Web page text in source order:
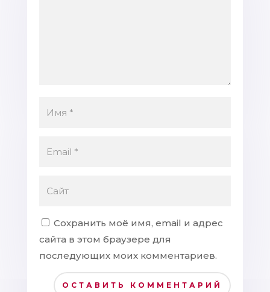
Сохранить моё имя, email и адрес
сайта в этом браузере для
последующих моих комментариев.
ОСТАВИТЬ КОММЕНТАРИЙ